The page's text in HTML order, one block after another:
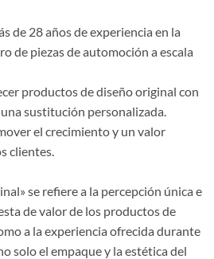
de 28 años de experiencia en la
de piezas de automoción a escala
productos de diseño original con
sustitución personalizada.
el crecimiento y un valor
clientes.
se refiere a la percepción única e
de valor de los productos de
a la experiencia ofrecida durante
solo el empaque y la estética del